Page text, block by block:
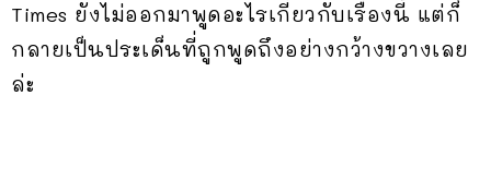
Times ยังไม่ออกมาพูดอะไรเกี่ยวกับเรื่องนี้ แต่ก็
กลายเป็นประเด็นที่ถูกพูดถึงอย่างกว้างขวางเลย
ล่ะ